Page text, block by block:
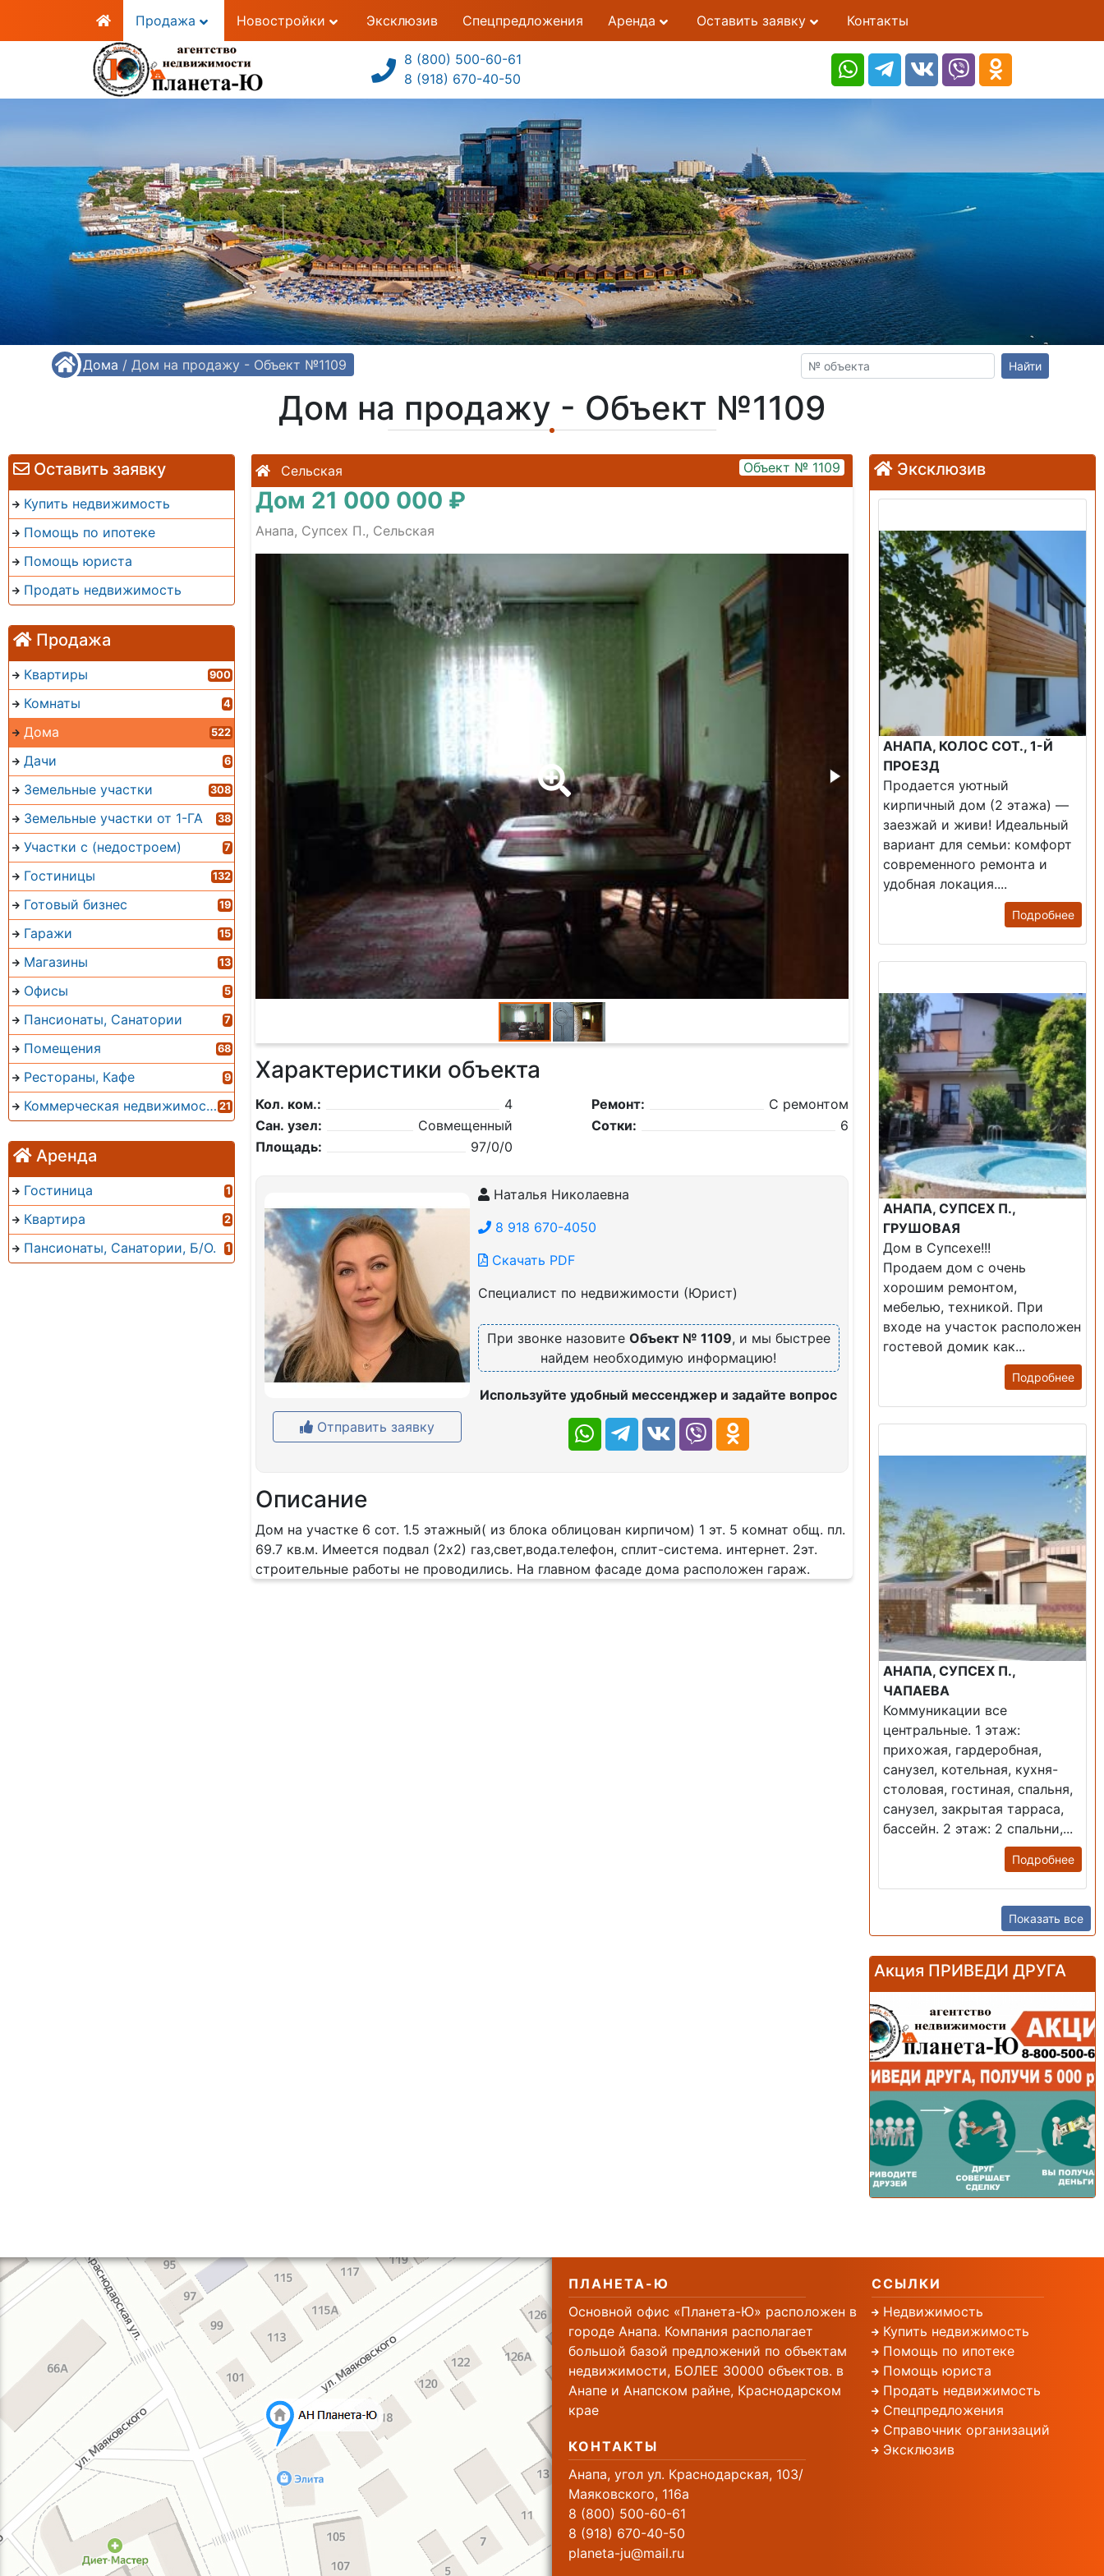
Продажа Новостройки Эксклюзив Спецпредложения Аренда Оставить заявку Контакты
8 (800) 500-60-61
8 (918) 670-40-50
/ Дома / Дом на продажу - Объект №1109 Найти
Дом на продажу - Объект №1109
Оставить заявку
Купить недвижимость
Помощь по ипотеке
Помощь юриста
Продать недвижимость
Продажа
Квартиры 900
Комнаты 4
Дома 522
Дачи 6
Земельные участки 308
Земельные участки от 1-ГА 38
Участки с (недостроем) 7
Гостиницы 132
Готовый бизнес 19
Гаражи 15
Магазины 13
Офисы 5
Пансионаты, Санатории 7
Помещения 68
Рестораны, Кафе 9
Коммерческая недвижимость 21
Аренда
Гостиница 1
Квартира 2
Пансионаты, Санатории, Б/О. 1
Сельская Объект № 1109
Дом 21 000 000 ₽
Анапа, Супсех П., Сельская
Характеристики объекта
Кол. ком.:
4
Сан. узел:
Совмещенный
Площадь:
97/0/0
Ремонт:
С ремонтом
Сотки:
6
Отправить заявку
Наталья Николаевна
8 918 670-4050
Скачать PDF
Специалист по недвижимости (Юрист)
При звонке назовите Объект № 1109, и мы быстрее
найдем необходимую информацию!
Используйте удобный мессенджер и задайте вопрос
Описание
Дом на участке 6 сот. 1.5 этажный( из блока облицован кирпичом) 1 эт. 5 комнат общ. пл.
69.7 кв.м. Имеется подвал (2х2) газ,свет,вода.телефон, сплит-система. интернет. 2эт.
строительные работы не проводились. На главном фасаде дома расположен гараж.
Эксклюзив
АНАПА, КОЛОС СОТ., 1-Й
ПРОЕЗД
Продается уютный
кирпичный дом (2 этажа) —
заезжай и живи! ​Идеальный
вариант для семьи: комфорт
современного ремонта и
удобная локация....
Подробнее
АНАПА, СУПСЕХ П.,
ГРУШОВАЯ
Дом в Супсехе!!!
Продаем дом с очень
хорошим ремонтом,
мебелью, техникой. При
входе на участок расположен
гостевой домик как...
Подробнее
АНАПА, СУПСЕХ П.,
ЧАПАЕВА
Коммуникации все
центральные. 1 этаж:
прихожая, гардеробная,
санузел, котельная, кухня-
столовая, гостиная, спальня,
санузел, закрытая тарраса,
бассейн. 2 этаж: 2 спальни,...
Подробнее
Показать все
Акция ПРИВЕДИ ДРУГА
ПЛАНЕТА-Ю
Основной офис «Планета-Ю» расположен в
городе Анапа. Компания располагает
большой базой предложений по объектам
недвижимости, БОЛЕЕ 30000 объектов. в
Анапе и Анапском райне, Краснодарском
крае
КОНТАКТЫ
Анапа, угол ул. Краснодарская, 103/
Маяковского, 116а
8 (800) 500-60-61
8 (918) 670-40-50
planeta-ju@mail.ru
ССЫЛКИ
Недвижимость
Купить недвижимость
Помощь по ипотеке
Помощь юриста
Продать недвижимость
Спецпредложения
Справочник организаций
Эксклюзив